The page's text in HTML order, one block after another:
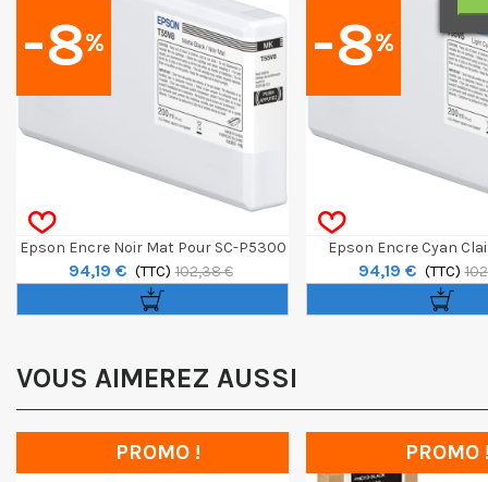
-8%
Epson Encre Noir Mat Pour SC-P5300
94,19 € (TTC) 102,38 €
-8%
Epson Encre Cyan
P5300
94,19 € (TTC)
VOUS AIMEREZ AUSSI
PROMO ! PROMO